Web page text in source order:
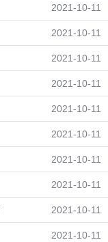
2021-10-11
2021-10-11
2021-10-11
2021-10-11
2021-10-11
2021-10-11
2021-10-11
2021-10-11
2021-10-11
2021-10-11